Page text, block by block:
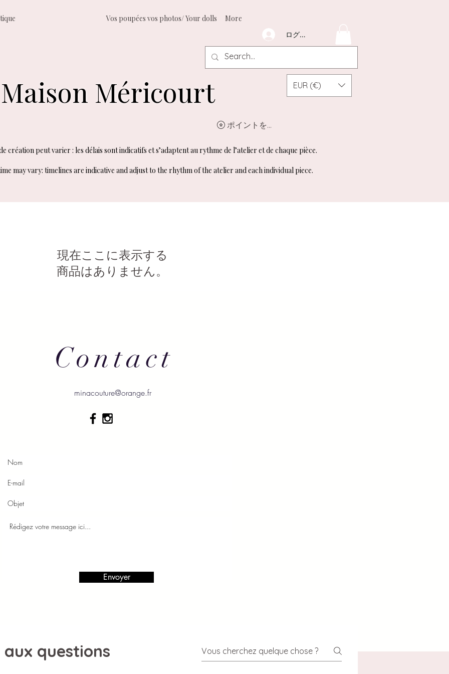
Vos poupées vos photos/ Your dolls
More
ログイン
Maison Méricourt EUR (€)
ポイントを表示
création peut varier : les délais sont indicatifs et s’adaptent au rythme de l’atelier et de chaque pièce.
may vary: timelines are indicative and adjust to the rhythm of the atelier and each individual piece.
現在ここに表示する
商品はありません。
Contact
minacouture@orange.fr
Envoyer
aux questions